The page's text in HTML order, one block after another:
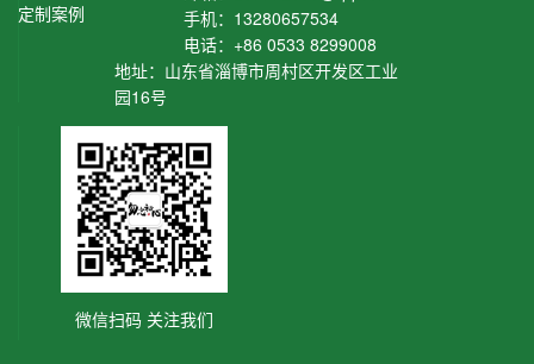
定制案例
手机：13280657534
电话：+86 0533 8299008
地址：山东省淄博市周村区开发区工业
园16号
微信扫码 关注我们